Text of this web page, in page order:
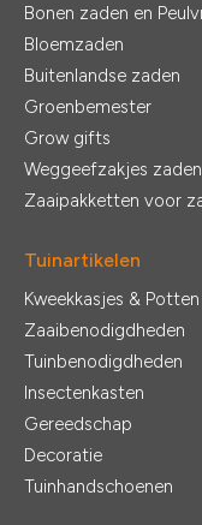
Bonen zaden en
Bloemzaden
Buitenlandse zaden
Groenbemester
Grow gifts
Weggeefzakjes zaden
Zaaipakketten voor
Tuinartikelen
Kweekkasjes & Potten
Zaaibenodigdheden
Tuinbenodigdheden
Insectenkasten
Gereedschap
Decoratie
Tuinhandschoenen